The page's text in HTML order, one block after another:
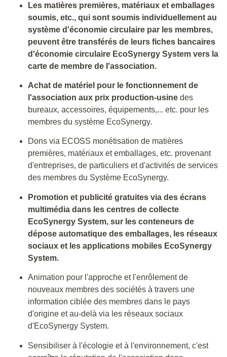
Les matières premières, matériaux et emballages
soumis, etc., qui sont soumis individuellement au
système d'économie circulaire par les membres,
peuvent être transférés de leurs fiches bancaires
d'économie circulaire EcoSynergy System vers la
carte de membre de l'association.
Achat de matériel pour le fonctionnement de
l'association aux prix production-usine des
bureaux, accessoires, équipements,... etc. pour les
membres du système EcoSynergy.
Dons via ECOSS monétisation de matières
premières, matériaux et emballages, etc. provenant
d'entreprises, de particuliers et d'activités de services
des membres du Système EcoSynergy.
Promotion et publicité gratuites via des écrans
multimédia dans les centres de collecte
EcoSynergy System, sur les conteneurs de
dépose automatique des emballages, les réseaux
sociaux et les applications mobiles EcoSynergy
System.
Animation pour l'approche et l'enrôlement de
nouveaux membres des sociétés à travers une
information ciblée des membres dans le pays
d'origine et au-delà via les réseaux sociaux
d'EcoSynergy System.
Sensibiliser à l'écologie et à l'environnement, c'est